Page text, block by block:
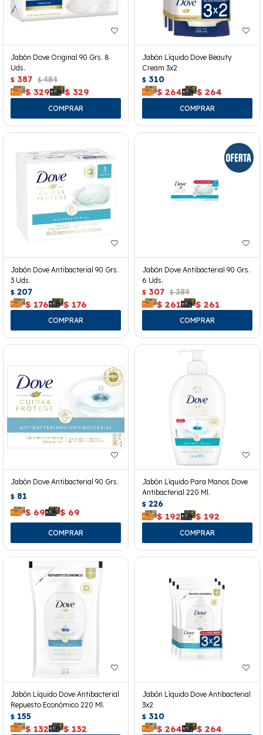
Jabón Dove Original 90 Grs. 8
Uds.
$ 387 $ 484
$ 329 $ 329
Jabón Líquido Dove Beauty
Cream 3x2
$ 310
$ 264 $ 264
Jabón Dove Antibacterial 90 Grs.
3 Uds.
$ 207
$ 176 $ 176
Jabón Dove Antibacterial 90 Grs.
6 Uds.
$ 307 $ 389
$ 261 $ 261
Jabón Dove Antibacterial 90 Grs.
$ 81
$ 69 $ 69
Jabón Líquido Para Manos Dove
Antibacterial 220 Ml.
$ 226
$ 192 $ 192
Jabón Líquido Dove Antibacterial
Repuesto Económico 220 Ml.
$ 155
$ 132 $ 132
Jabón Líquido Dove Antibacterial
3x2
$ 310
$ 264 $ 264